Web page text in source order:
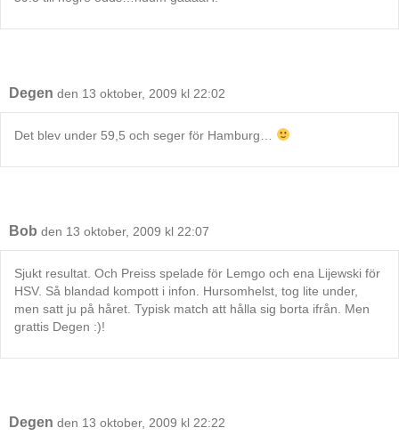
Degen den 13 oktober, 2009 kl 22:02
Det blev under 59,5 och seger för Hamburg…
Bob den 13 oktober, 2009 kl 22:07
Sjukt resultat. Och Preiss spelade för Lemgo och ena Lijewski för
HSV. Så blandad kompott i infon. Hursomhelst, tog lite under,
men satt ju på håret. Typisk match att hålla sig borta ifrån. Men
grattis Degen :)!
Degen den 13 oktober, 2009 kl 22:22